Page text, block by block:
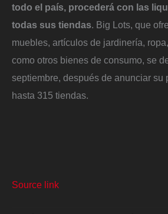
todo el país, procederá con las
todas sus tiendas. Big Lots, que
muebles, artículos de jardinería,
como otros bienes de consumo, se
septiembre, después de anunciar su
hasta 315 tiendas.
Source link